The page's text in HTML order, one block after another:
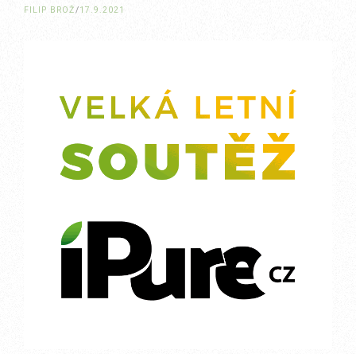
FILIP BROŽ/17.9.2021